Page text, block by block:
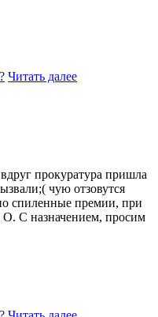
Читать далее
прокуратура пришла
чую отзовутся
спиленные премии, при
О. С назначением, просим